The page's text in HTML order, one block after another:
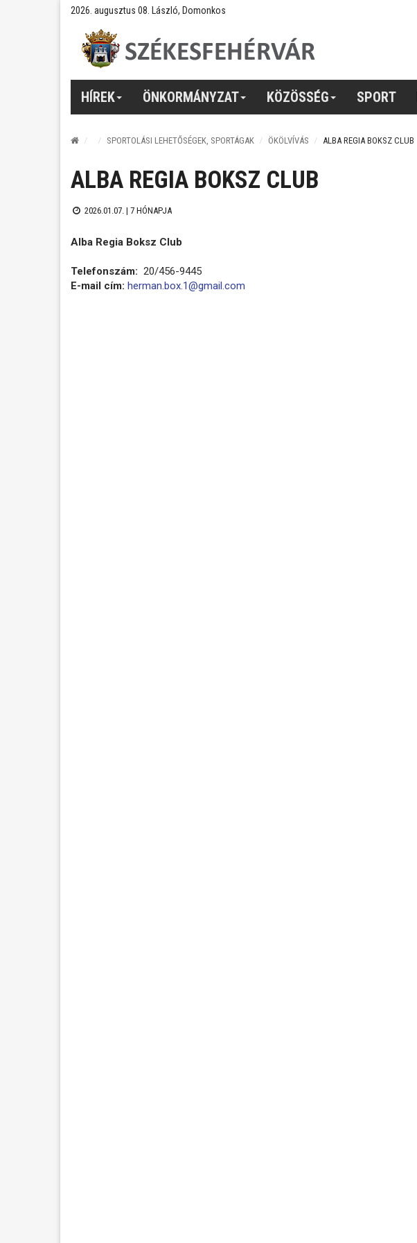
2026. augusztus 08. László, Domonkos
HÍREK ÖNKORMÁNYZAT KÖZÖSSÉG SPORT
SPORTOLÁSI LEHETŐSÉGEK, SPORTÁGAK ÖKÖLVÍVÁS ALBA REGIA BOKSZ CLUB
ALBA REGIA BOKSZ CLUB
2026.01.07. | 7 HÓNAPJA
Alba Regia Boksz Club
Telefonszám: 20/456-9445
E-mail cím: herman.box.1@gmail.com